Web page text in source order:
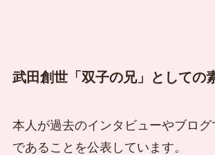
武田創世「双子の兄」としての
本人が過去のインタビューやブロ
であることを公表しています。